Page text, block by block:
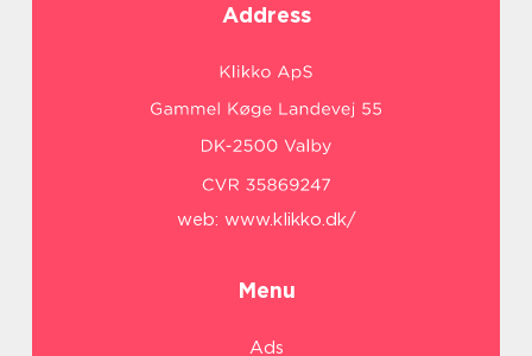
Address
web: www.klikko.dk/
Menu
Ads